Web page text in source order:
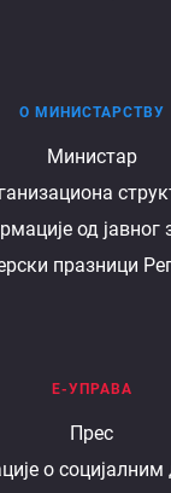
О МИНИСТАРСТВУ
Министар
од јавног
празници
Е-УПРАВА
Прес
о